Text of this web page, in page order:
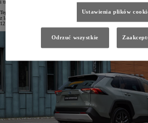
i trwałości.
Tegoroczny ranking Consumer Reports oparto na danych zebranych od
z lat 2000–2024, którzy poinformowali o problemach, jakie mieli ze
12 miesiącach.
Ustawienia plików
Odrzuć wszystkie